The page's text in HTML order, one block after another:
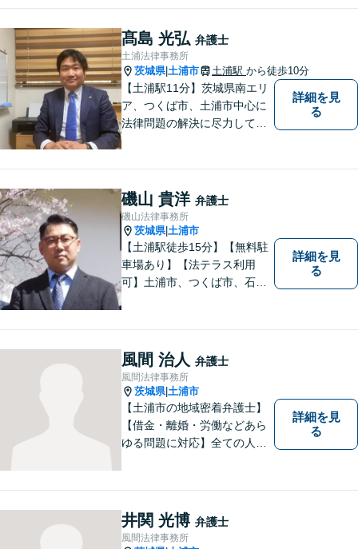
相談は早めの相談が大切で
す。皆様が相談しやすい環境
を整えておりますので、お気
軽にご相談ください。
髙島 光弘 弁護士
土浦法律事務所
茨城県| 土浦市 土浦駅 から徒歩10分
【土浦駅11分】茨城県南エリ
ア、つくば市、土浦市中心に
法律問題の解決に尽力してお
ら、お気軽にご相談くださ
い。
詳細を見
る
磯山 貴洋 弁護士
磯山法律事務所
茨城県| 土浦市
【土浦駅徒歩15分】【無料駐
車場あり】【法テラス利用
可】土浦市、つくば市、石岡
ほか、県内・県外対応しま
す。
詳細を見
る
風間 治人 弁護士
風間法律事務所
茨城県| 土浦市
【土浦市の地域密着弁護士】
【借金・離婚・労働などあら
ゆる問題に対応】全ての人へ
の将来を見据えた、納得の解
決を目指します。まずはお気
軽にご相談ください。【駐車
詳細を見
る
井関 光博 弁護士
風間法律事務所